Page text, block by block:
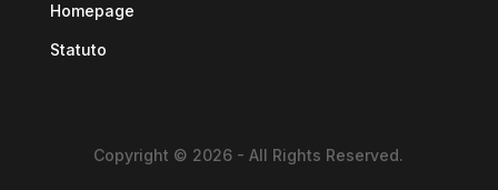
Homepage
Statuto
Copyright © 2026 - All Rights Reserved.